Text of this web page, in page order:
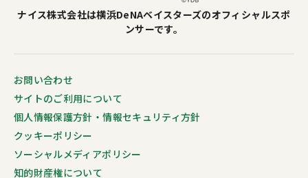
ナイス株式会社は横浜DeNAベイスターズのオフィシャルスポ
ンサーです。
お問い合わせ
サイトのご利用について
個人情報保護方針・情報セキュリティ方針
クッキーポリシー
ソーシャルメディアポリシー
知的財産権について